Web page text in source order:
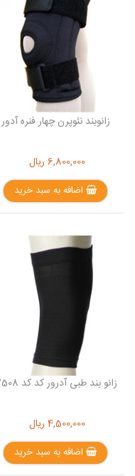
زانوبند نئوپرن چهار فنره آدور
6,800,000 ریال
اضافه به سبد خرید
زانو بند طبی آدرور کد کد V508
4,500,000 ریال
اضافه به سبد خرید